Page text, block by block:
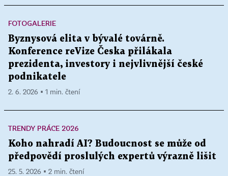
FOTOGALERIE
Byznysová elita v bývalé továrně.
Konference reVize Česka přilákala
prezidenta, investory i nejvlivnější české
podnikatele
2. 6. 2026 ▪ 1 min. čtení
TRENDY PRÁCE 2026
Koho nahradí AI? Budoucnost se může od
předpovědí proslulých expertů výrazně lišit
25. 5. 2026 ▪ 2 min. čtení